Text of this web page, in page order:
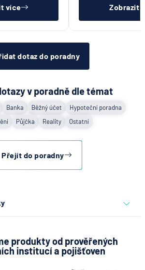
více Zobrazit
dotaz do poradny
v poradně dle témat
Banka Běžný účet
Hypoteční poradna
Půjčka Reality Ostatní
Přejít do poradny
7.8.2026 Běžný účet
produkty od prověřených
institucí a pojišťoven